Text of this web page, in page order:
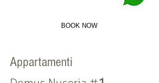
BOOK NOW
Appartamenti